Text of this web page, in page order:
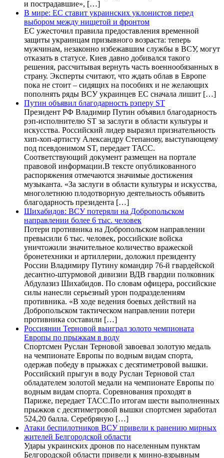
и пострадавшие», […]
В мире: ЕС ставит украинских уклонистов перед
выбором между нищетой и фронтом
ЕС ужесточил правила предоставления временной
защиты украинцам призывного возраста: теперь
мужчинам, незаконно избежавшим службы в ВСУ, могут
отказать в статусе. Киев давно добивался такого
решения, рассчитывая вернуть часть военнообязанных в
страну. Эксперты считают, что ждать облав в Европе
пока не стоит – сидящих на пособиях и не желающих
пополнять ряды ВСУ украинцев ЕС сначала лишит […]
Путин объявил благодарность рэперу ST
Президент РФ Владимир Путин объявил благодарность
рэп-исполнителю ST за заслуги в области культуры и
искусства. Российский лидер выразил признательность
хип-хоп-артисту Александру Степанову, выступающему
под псевдонимом ST, передает ТАСС.
Соответствующий документ размещен на портале
правовой информации.В тексте опубликованного
распоряжения отмечаются значимые достижения
музыканта. «За заслуги в области культуры и искусства,
многолетнюю плодотворную деятельность объявить
благодарность президента […]
Шихабидов: ВСУ потеряли на Добропольском
направлении более 6 тыс. человек
Потери противника на Добропольском направлении
превысили 6 тыс. человек, российские войска
уничтожили значительное количество вражеской
бронетехники и артиллерии, доложил президенту
России Владимиру Путину командир 76-й гвардейской
десантно-штурмовой дивизии ВДВ гвардии полковник
Абдулазиз Шихабидов. По словам офицера, российские
силы нанесли серьезный урон подразделениям
противника. «В ходе ведения боевых действий на
Добропольском тактическом направлении потери
противника составили […]
Россиянин Терновой выиграл золото чемпионата
Европы по прыжкам в воду
Спортсмен Руслан Терновой завоевал золотую медаль
на чемпионате Европы по водным видам спорта,
одержав победу в прыжках с десятиметровой вышки.
Российский прыгун в воду Руслан Терновой стал
обладателем золотой медали на чемпионате Европы по
водным видам спорта. Соревнования проходят в
Париже, передает ТАСС.По итогам шести выполненных
прыжков с десятиметровой вышки спортсмен заработал
524,20 балла. Серебряную […]
Атаки беспилотников ВСУ привели к ранению мирных
жителей Белгородской области
Удары украинских дронов по населенным пунктам
Белгородской области привели к минно-взрывным